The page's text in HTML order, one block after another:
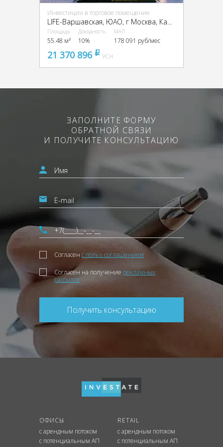
Инвестиции в торговое помещение
LIFE-Варшавская, ЮАО, г Москва, Каширский пр-д, 25, кор. 3
Площадь
55.48 м²
Доходность
10%
МАП
178 091 руб/мес
21 370 896 pуб
УСН
ЗАПОЛНИТЕ ФОРМУ
ОБРАТНОЙ СВЯЗИ
И ПОЛУЧИТЕ КОНСУЛЬТАЦИЮ
Согласен с польз. соглашением
Согласен на получение рекламных
рассылок
Получить консультацию
ОФИСЫ
с арендным потоком
с потенциальным АП
RETAIL
с арендным потоком
с потенциальным АП